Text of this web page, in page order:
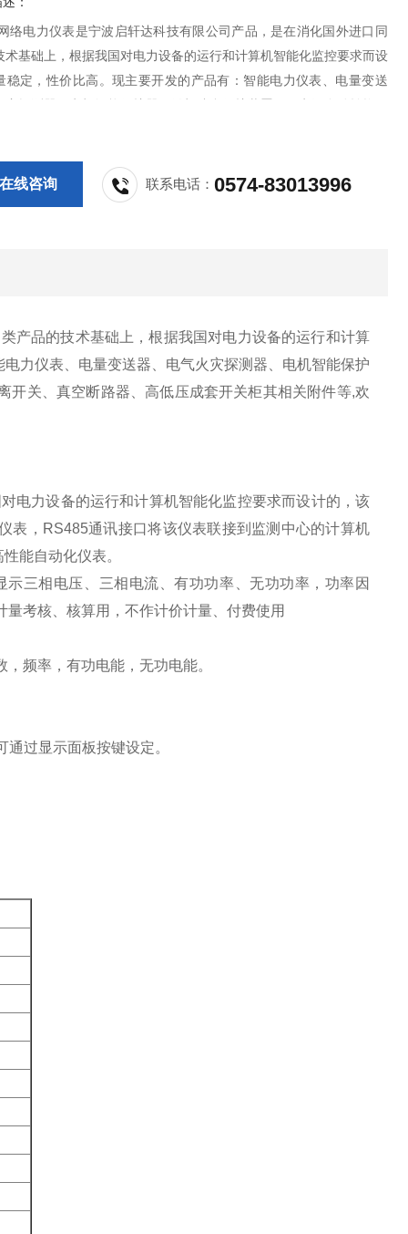
络电力仪表是宁波启轩达科技有限公司产品，是在消化国外进口同
术基础上，根据我国对电力设备的运行和计算机智能化监控要求而设
稳定，性价比高。现主要开发的产品有：智能电力仪表、电量变送
灾探测器、电机智能保护器、微机综合保护装置、双电源自动转换开
线咨询 联系电话：0574-83013996
产品的技术基础上，根据我国对电力设备的运行和计算
力仪表、电量变送器、电气火灾探测器、电机智能保护
关、真空断路器、高低压成套开关柜其相关附件等,欢
电力设备的运行和计算机智能化监控要求而设计的，该
表，RS485通讯接口将该仪表联接到监测中心的计算机
能自动化仪表。
三相电压、三相电流、有功功率、无功功率，功率因
考核、核算用，不作计价计量、付费使用
频率，有功电能，无功电能。
过显示面板按键设定。